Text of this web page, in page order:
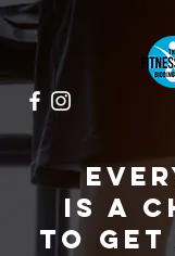
is a
to get